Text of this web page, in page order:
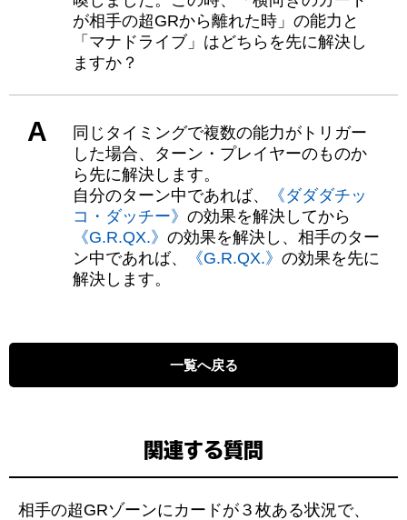
が相手の超GRから離れた時」の能力と
「マナドライブ」はどちらを先に解決し
ますか？
A
同じタイミングで複数の能力がトリガー
した場合、ターン・プレイヤーのものか
ら先に解決します。
自分のターン中であれば、
《ダダダチッ
コ・ダッチー》 の効果を解決してから
《G.R.QX.》 の効果を解決し、相手のター
ン中であれば、
《G.R.QX.》 の効果を先に
解決します。
一覧へ戻る
関連する質問
相手の超GRゾーンにカードが３枚ある状況で、